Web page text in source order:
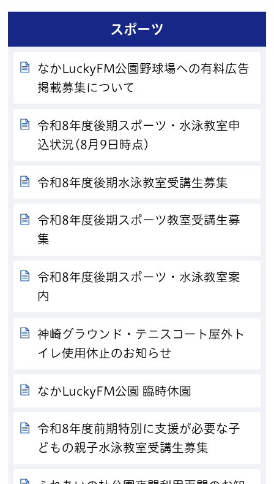
スポーツ
なかLuckyFM公園野球場への有料広告
掲載募集について
令和8年度後期スポーツ・水泳教室申
込状況(8月9日時点)
令和8年度後期水泳教室受講生募集
令和8年度後期スポーツ教室受講生募
集
令和8年度後期スポーツ・水泳教室案
内
神崎グラウンド・テニスコート屋外ト
イレ使用休止のお知らせ
なかLuckyFM公園 臨時休園
令和8年度前期特別に支援が必要な子
どもの親子水泳教室受講生募集